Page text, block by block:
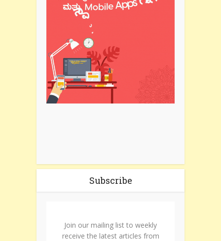
Subscribe
Join our mailing list to weekly
receive the latest articles from